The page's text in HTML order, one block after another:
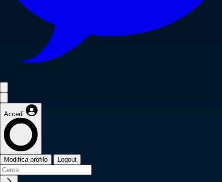
Accedi
Modifica profilo Logout